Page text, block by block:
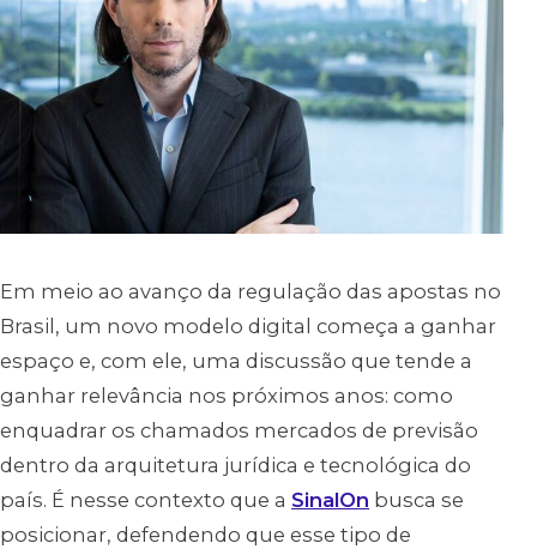
Em meio ao avanço da regulação das apostas no
Brasil, um novo modelo digital começa a ganhar
espaço e, com ele, uma discussão que tende a
ganhar relevância nos próximos anos: como
enquadrar os chamados mercados de previsão
dentro da arquitetura jurídica e tecnológica do
país. É nesse contexto que a SinalOn busca se
posicionar, defendendo que esse tipo de